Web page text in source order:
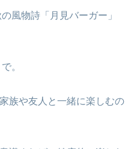
風物詩「月見バーガー」
。
族や友人と一緒に楽しむの